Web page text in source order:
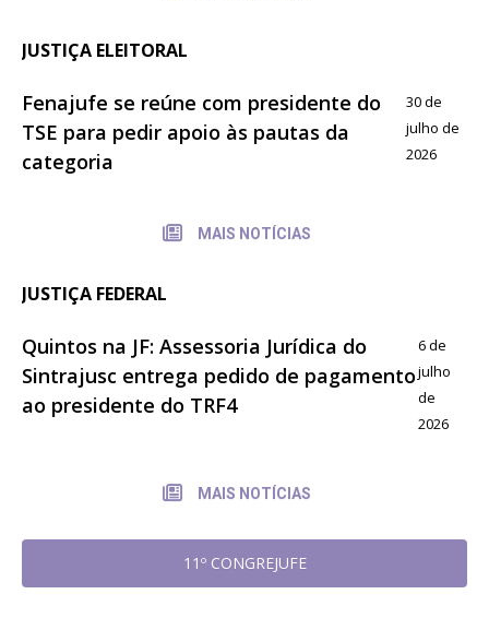
JUSTIÇA ELEITORAL
Fenajufe se reúne com presidente do
TSE para pedir apoio às pautas da
categoria
30 de
julho de
2026
MAIS NOTÍCIAS
JUSTIÇA FEDERAL
Quintos na JF: Assessoria Jurídica do
Sintrajusc entrega pedido de pagamento
ao presidente do TRF4
6 de
julho
de
2026
MAIS NOTÍCIAS
11º CONGREJUFE